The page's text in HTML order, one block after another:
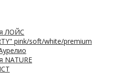
ЛОЙС
pink/soft/white/premium
NATURE